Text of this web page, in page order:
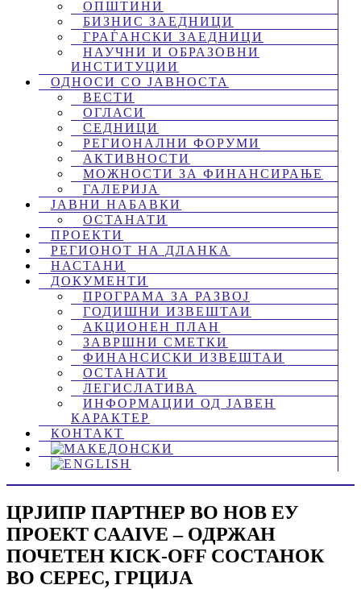
ОПШТИНИ
БИЗНИС ЗАЕДНИЦИ
ГРАЃАНСКИ ЗАЕДНИЦИ
НАУЧНИ И ОБРАЗОВНИ
ИНСТИТУЦИИ
ОДНОСИ СО ЈАВНОСТА
ВЕСТИ
ОГЛАСИ
СЕДНИЦИ
РЕГИОНАЛНИ ФОРУМИ
АКТИВНОСТИ
МОЖНОСТИ ЗА ФИНАНСИРАЊЕ
ГАЛЕРИЈА
ЈАВНИ НАБАВКИ
ОСТАНАТИ
ПРОЕКТИ
РЕГИОНОТ НА ДЛАНКА
НАСТАНИ
ДОКУМЕНТИ
ПРОГРАМА ЗА РАЗВОЈ
ГОДИШНИ ИЗВЕШТАИ
АКЦИОНЕН ПЛАН
ЗАВРШНИ СМЕТКИ
ФИНАНСИСКИ ИЗВЕШТАИ
ОСТАНАТИ
ЛЕГИСЛАТИВА
ИНФОРМАЦИИ ОД ЈАВЕН
КАРАКТЕР
КОНТАКТ
ЦРЈИПР ПАРТНЕР ВО НОВ ЕУ
ПРОЕКТ CAAIVE – ОДРЖАН
ПОЧЕТЕН KICK-OFF СОСТАНОК
ВО СЕРЕС, ГРЦИЈА